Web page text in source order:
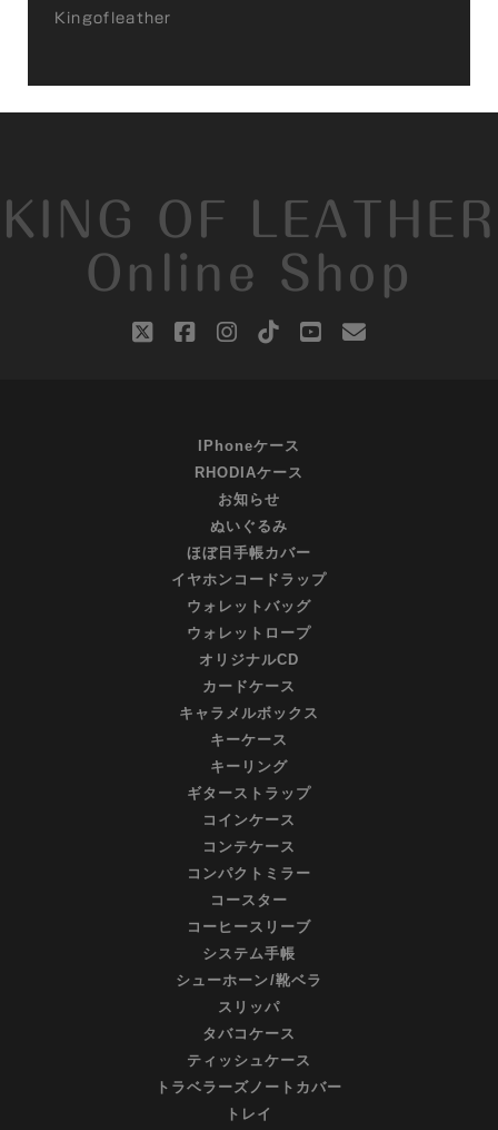
Kingofleather
KING OF LEATHER
Online Shop
twitterfacebookinstagram
tiktokyoutube
email
IPhoneケース
RHODIAケース
お知らせ
ぬいぐるみ
ほぼ日手帳カバー
イヤホンコードラップ
ウォレットバッグ
ウォレットロープ
オリジナルCD
カードケース
キャラメルボックス
キーケース
キーリング
ギターストラップ
コインケース
コンテケース
コンパクトミラー
コースター
コーヒースリーブ
システム手帳
シューホーン/靴ベラ
スリッパ
タバコケース
ティッシュケース
トラベラーズノートカバー
トレイ